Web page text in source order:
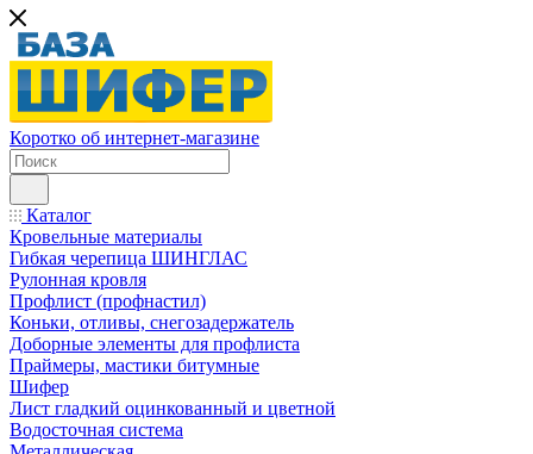
Коротко об интернет-магазине
Каталог
Кровельные материалы
Гибкая черепица ШИНГЛАС
Рулонная кровля
Профлист (профнастил)
Коньки, отливы, снегозадержатель
Доборные элементы для профлиста
Праймеры, мастики битумные
Шифер
Лист гладкий оцинкованный и цветной
Водосточная система